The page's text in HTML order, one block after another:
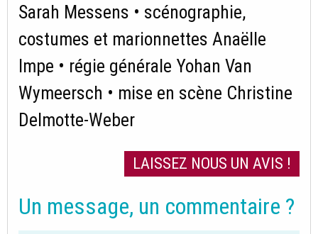
Sarah Messens • scénographie,
costumes et marionnettes Anaëlle
Impe • régie générale Yohan Van
Wymeersch • mise en scène Christine
Delmotte-Weber
LAISSEZ NOUS UN AVIS !
Un message, un commentaire ?